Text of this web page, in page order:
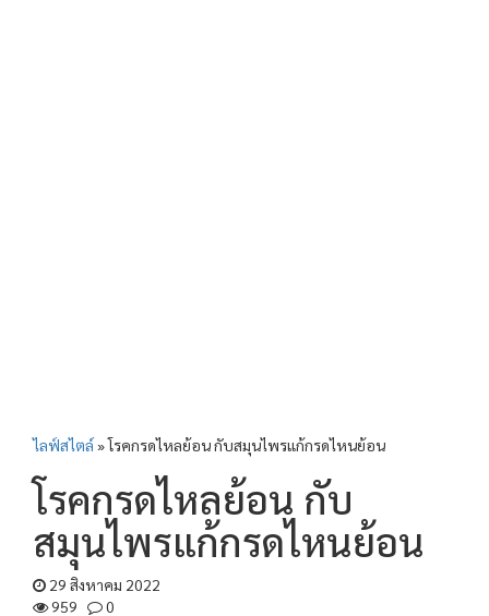
ไลฟ์สไตล์»โรคกรดไหลย้อน กับสมุนไพรแก้กรดไหนย้อน
โรคกรดไหลย้อน กับ
สมุนไพรแก้กรดไหนย้อน
29 สิงหาคม 2022
959
0